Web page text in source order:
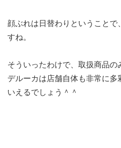
顔ぶれは日替わりということで
すね。
そういったわけで、取扱商品の
デルーカは店舗自体も非常に多
いえるでしょう＾＾